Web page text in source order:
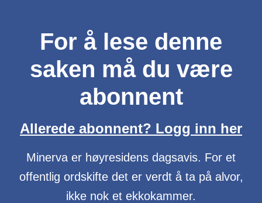
For å lese denne
saken må du være
abonnent
Allerede abonnent? Logg inn her
Minerva er høyresidens dagsavis. For et
offentlig ordskifte det er verdt å ta på alvor,
ikke nok et ekkokammer.